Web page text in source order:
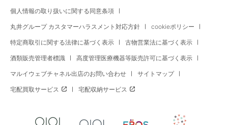
個人情報の取り扱いに関する同意条項
丸井グループ カスタマーハラスメント対応方針 cookieポリシー
特定商取引に関する法律に基づく表示 古物営業法に基づく表示
酒類販売管理者標識 高度管理医療機器等販売許可に基づく表示
マルイウェブチャネル出店のお問い合わせ サイトマップ
宅配買取サービス 宅配収納サービス